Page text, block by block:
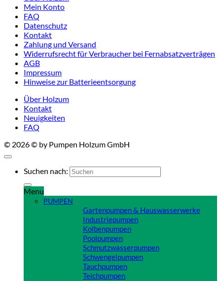
Mein Konto
FAQ
Datenschutz
Kontakt
Zahlung und Versand
Widerrufsrecht für Verbraucher bei Fernabsatzverträgen
AGB
Impressum
Hinweise zur Batterieentsorgung
Über Holzum
Kontakt
Neuigkeiten
FAQ
© 2026 © by Pumpen Holzum GmbH
Suchen nach:
Menu
PUMPEN
Gartenpumpen & Hauswasserwerke
Industriepumpen
Kolbenpumpen
Poolpumpen
Schmutzwasserpumpen
Schwengelpumpen
Tauchpumpen
Teichpumpen